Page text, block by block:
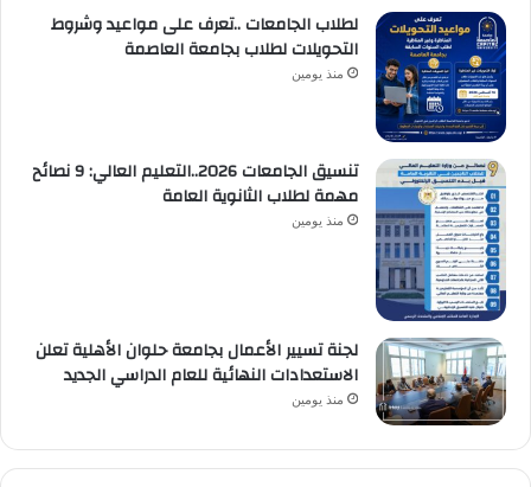
لطلاب الجامعات ..تعرف على مواعيد وشروط
التحويلات لطلاب بجامعة العاصمة
منذ يومين
تنسيق الجامعات 2026..التعليم العالي: 9 نصائح
مهمة لطلاب الثانوية العامة
منذ يومين
لجنة تسيير الأعمال بجامعة حلوان الأهلية تعلن
الاستعدادات النهائية للعام الدراسي الجديد
منذ يومين